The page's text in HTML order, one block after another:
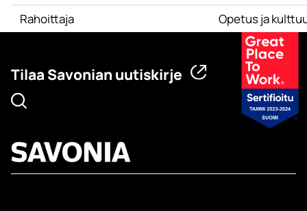
Rahoittaja
Opetus ja
Tilaa Savonian uutiskirje